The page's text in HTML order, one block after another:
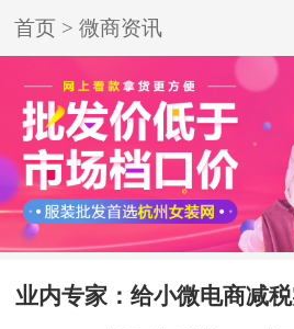
首页 >微商资讯
业内专家：给小微电商减